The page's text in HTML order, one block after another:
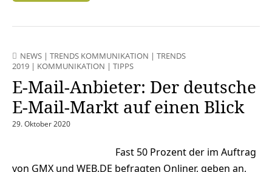
NEWS | TRENDS KOMMUNIKATION | TRENDS
2019 | KOMMUNIKATION | TIPPS
E-Mail-Anbieter: Der deutsche
E-Mail-Markt auf einen Blick
29. Oktober 2020
Fast 50 Prozent der im Auftrag
von GMX und WEB.DE befragten Onliner, geben an,